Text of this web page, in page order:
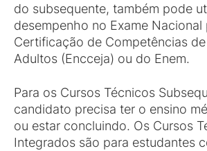
do subsequente, também pode
desempenho no Exame Nacional
Certificação de Competências
Adultos (Encceja) ou do Enem.
Para os Cursos Técnicos
candidato precisa ter o ensino
ou estar concluindo. Os Cursos
Integrados são para estudantes